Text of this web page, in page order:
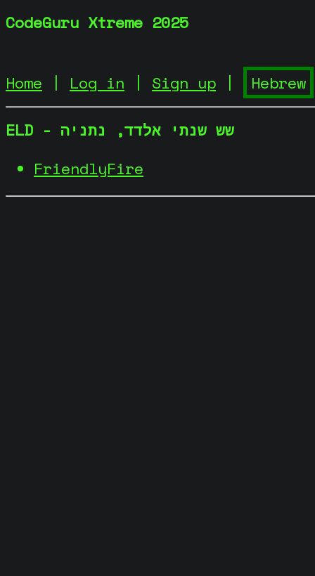
CodeGuru Xtreme 2025
Home | Log in | Sign up |
ELD - שש שנתי אלדד, נתניה
FriendlyFire